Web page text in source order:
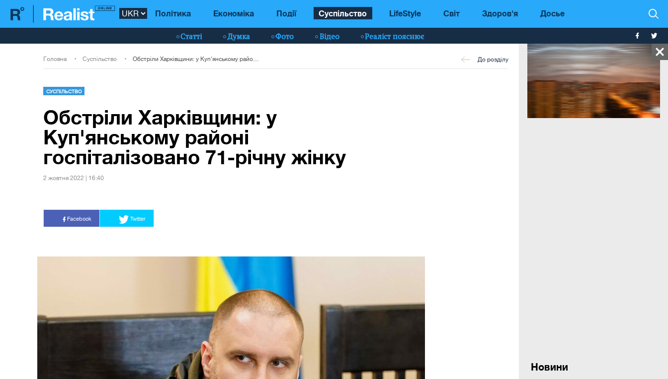
Політика Економіка Події Суспільство LifeStyle Світ Здоров'я Досье
Статті Думка Фото Відео Реаліст пояснює
Новини
Головна Суспільство До розділу
СУСПІЛЬСТВО
Обстріли Харківщини: у
Куп'янському районі
госпіталізовано 71-річну жінку
2 жовтня 2022 | 16:40
Facebook Twitter